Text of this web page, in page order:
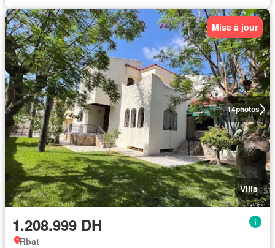
14photos
Mise à jour
Villa
1.208.999 DH
Rbat